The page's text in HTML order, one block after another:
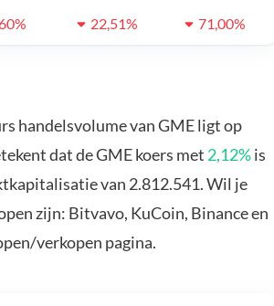
22,51% 71,00%
handelsvolume van GME ligt op
dat de GME koers met 2,12%is
van 2.812.541. Wil je
zijn: Bitvavo, KuCoin, Binance en
verkopen pagina.